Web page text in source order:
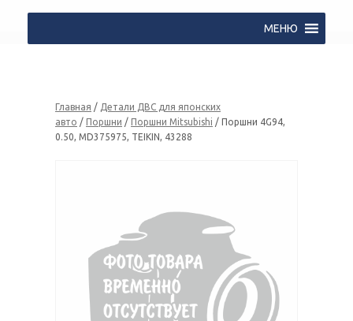
МЕНЮ
Главная / Детали ДВС для японских
авто / Поршни / Поршни Mitsubishi / Поршни 4G94,
0.50, MD375975, TEIKIN, 43288